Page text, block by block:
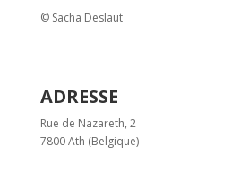
© Sacha Deslaut
ADRESSE
Rue de Nazareth, 2
7800 Ath (Belgique)